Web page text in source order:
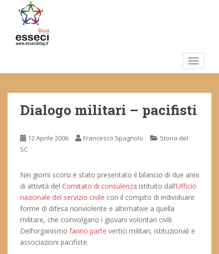
m
Dialogo militari – pacifisti
12 Aprile 2006 Francesco Spagnolo
Storia del
SC
Nei giorni scorsi è stato presentato il bilancio di due anni
di attività del Comitato di consulenza istituito dall’Ufficio
nazionale del servizio civile con il compito di individuare
forme di difesa nonviolente e alternative a quella
militare, che coinvolgano i giovani volontari civili.
Dell’organismo fanno parte vertici militari, istituzionali e
associazioni pacifiste.